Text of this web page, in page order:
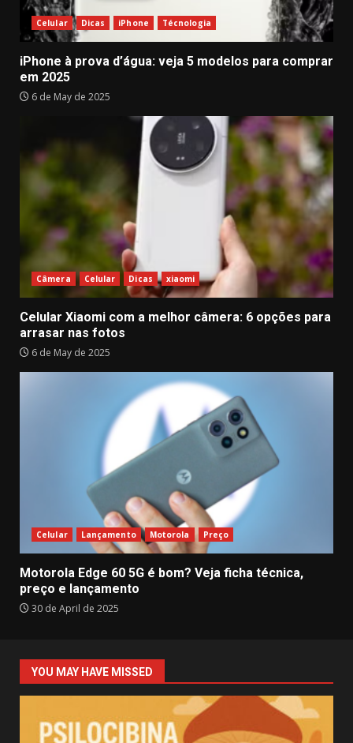
Celular Dicas iPhone Técnologia
iPhone à prova d’água: veja 5 modelos para comprar
em 2025
6 de May de 2025
Câmera Celular Dicas xiaomi
Celular Xiaomi com a melhor câmera: 6 opções para
arrasar nas fotos
6 de May de 2025
Celular Lançamento Motorola Preço
Motorola Edge 60 5G é bom? Veja ficha técnica,
preço e lançamento
30 de April de 2025
YOU MAY HAVE MISSED